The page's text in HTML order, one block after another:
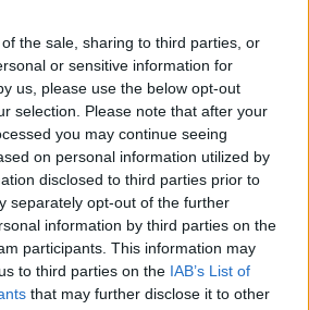
the sale, sharing to third parties, or
or sensitive information for
us, please use the below opt-out
selection. Please note that after your
you may continue seeing
on personal information utilized by
disclosed to third parties prior to
separately opt-out of the further
information by third parties on the
participants. This information may
to third parties on the IAB’s List of
that may further disclose it to other
elbilar är för litet jämfört med
på vägarna. Till 2022 är planen
för elbilar, jämfört med 2
nåEU:s rekommendation, att det
på varje laddpunkt, behövs 48 000
enligt enrapport från
.
Helldén för en kommentar.